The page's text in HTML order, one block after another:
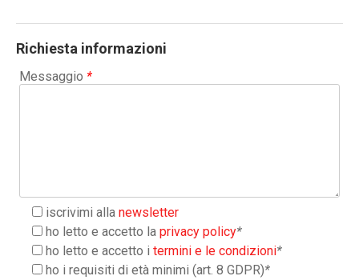
Richiesta informazioni
Messaggio *
iscrivimi allanewsletter
ho letto e accetto laprivacy policy*
ho letto e accetto itermini e le condizioni*
ho i requisiti di età minimi (art. 8 GDPR)*